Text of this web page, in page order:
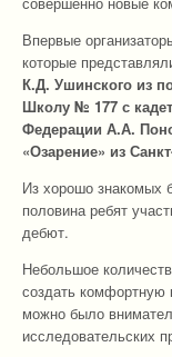
Впервые
которые
К.Д. Ушинского из
Школу № 177 с
Федерации А.А.
«Озарение» из
Из хорошо знакомых
половина ребят
дебют.
Небольшое
создать
можно было
исследовательских